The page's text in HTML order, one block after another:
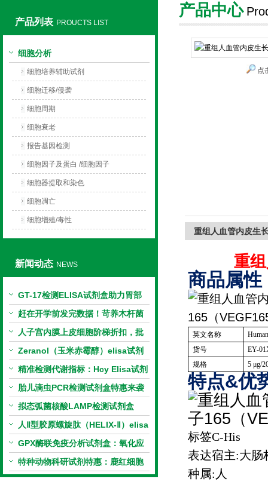
产品列表 PROUCTS LIST
细胞分析
细胞培养辅助试剂
细胞迁移/侵袭
细胞周期
细胞衰老
报告基因检测
细胞因子及蛋白 /细胞因子
细胞器提取和染色
细胞凋亡
细胞增殖/毒性
新闻动态 NEWS
GT-17检测ELISA试剂盒助力胃部
相关指标样本定量研究
赶在开学前发完数据！苛养木杆菌
PCR检测试剂盒暑假优惠开启
人子宫内膜上皮细胞阶梯折扣，批
量更划算
Zeranol（玉米赤霉醇）elisa试剂
盒特惠
精准检测代谢指标：Hcy Elisa试剂
盒的科研应用与技术特点
胎儿滴虫PCR检测试剂盒特惠来袭
拟态弧菌核酸LAMP检测试剂盒
（恒温荧光法）新品上市优惠活动
人Ⅱ型胶原螺旋肽（HELIX-Ⅱ）elisa
试剂盒科研优惠活动开启
GPX酶联免疫分析试剂盒：氧化应
激研究精准检测工具
特种动物科研试剂特惠：鹿红细胞
膜蛋白(EMP)ELISA试剂盒让利活
产品中心
点
重组人血管内皮生
重
商品属性
英文名称
货号
EY-
规格
5 μg/
特点&优
标签C-His
表达宿主:大肠
种属: 人